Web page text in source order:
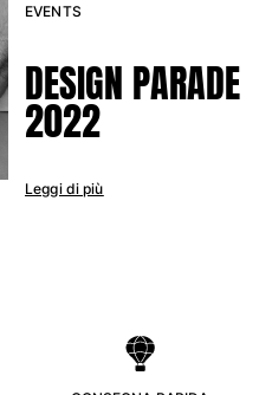
EVENTS
DESIGN PARADE
2022
Leggi di più